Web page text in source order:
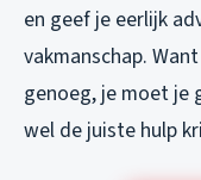
en geef je eerlijk
vakmanschap.
genoeg, je moet je
wel de juiste hulp